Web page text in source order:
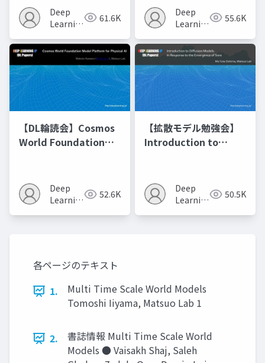
Recipes モデルマージ
の進化的最適化
Deep
Learning
61.6K
Deep
Learning
55.6K
【DL輪読会】Cosmos
World Foundation
Deep
Learning
52.6K
【拡散モデル勉強会】
Introduction to
Deep
Learning
50.5K
各ページのテキスト
1.
Multi Time Scale World Models
Tomoshi Iiyama, Matsuo Lab 1
2.
書誌情報 Multi Time Scale World
Models ● Vaisakh Shaj, Saleh